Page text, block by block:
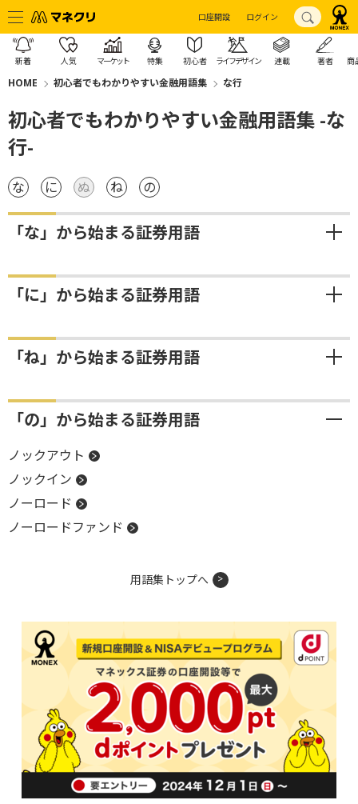
口座開設 ログイン
新着 人気 マーケット 特集 初心者 ライフデザイン 連載 著者 商
HOME 初心者でもわかりやすい金融用語集 な行
初心者でもわかりやすい金融用語集 -な
行-
な に ぬ ね の
「な」から始まる証券用語
「に」から始まる証券用語
「ね」から始まる証券用語
「の」から始まる証券用語
ノックアウト
ノックイン
ノーロード
ノーロードファンド
用語集トップへ